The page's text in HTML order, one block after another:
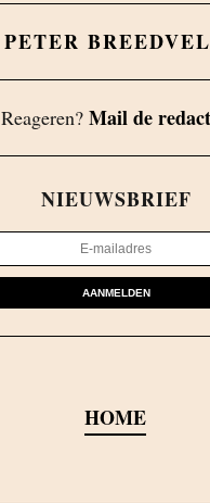
PETER
Reageren? Mail de
NIEUWSBRIEF
AANMELDEN
HOME